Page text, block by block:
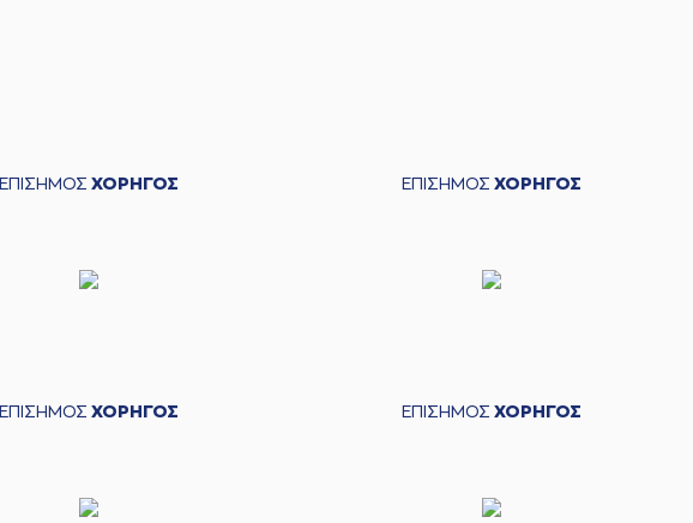
ΕΠΙΣΗΜΟΣ ΧΟΡΗΓΟΣ ΕΠΙΣΗΜΟΣ ΧΟΡΗΓΟΣ
ΕΠΙΣΗΜΟΣ ΧΟΡΗΓΟΣ ΕΠΙΣΗΜΟΣ ΧΟΡΗΓΟΣ